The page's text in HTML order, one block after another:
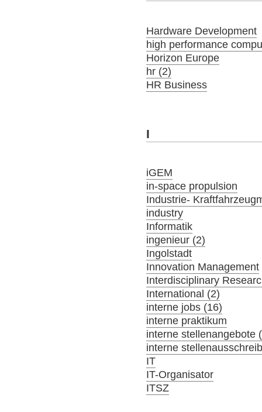
Hardware Development
high performance
Horizon Europe
hr (2)
HR Business
I
iGEM
in-space propulsion
Industrie-
industry
Informatik
ingenieur (2)
Ingolstadt
Innovation Management
Interdisciplinary
International (2)
interne jobs (16)
interne praktikum
interne stellenangebote
interne
IT
IT-Organisator
ITSZ